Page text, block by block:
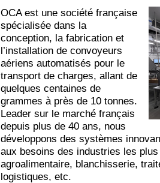
OCA est une société française
spécialisée dans la
conception, la fabrication et
l’installation de convoyeurs
aériens automatisés pour le
transport de charges, allant de
quelques centaines de
grammes à près de 10 tonnes.
Leader sur le marché français
depuis plus de 40 ans, nous
développons des systèmes
aux besoins des industries les
agroalimentaire, blanchisserie,
logistiques, etc.